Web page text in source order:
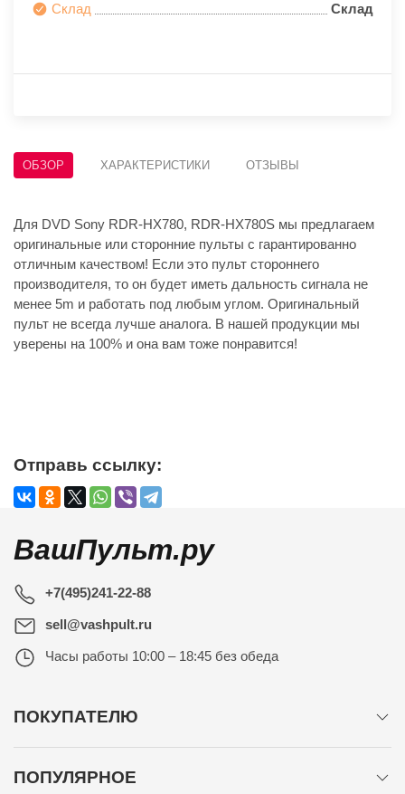
Склад Склад
ОБЗОР ХАРАКТЕРИСТИКИ ОТЗЫВЫ
Для DVD Sony RDR-HX780, RDR-HX780S мы предлагаем
оригинальные или сторонние пульты с гарантированно
отличным качеством! Если это пульт стороннего
производителя, то он будет иметь дальность сигнала не
менее 5m и работать под любым углом. Оригинальный
пульт не всегда лучше аналога. В нашей продукции мы
уверены на 100% и она вам тоже понравится!
Отправь ссылку:
ВашПульт.ру
+7(495)241-22-88
sell@vashpult.ru
Часы работы 10:00 – 18:45 без обеда
ПОКУПАТЕЛЮ
ПОПУЛЯРНОЕ